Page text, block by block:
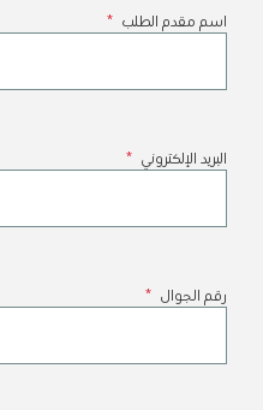
اسم مقدم الطلب *
البريد الإلكتروني *
رقم الجوال *